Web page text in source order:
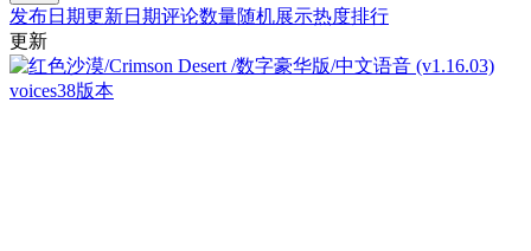
发布日期更新日期评论数量随机展示热度排行
更新